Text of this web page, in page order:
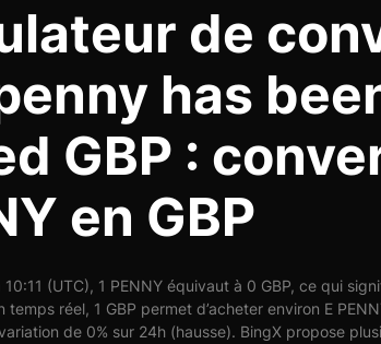
de
has
GBP :
en GBP
(UTC), 1 PENNY équivaut à 0 GBP, ce qui
temps réel, 1 GBP permet d’acheter environ E
de 0% sur 24h (hausse). BingX propose